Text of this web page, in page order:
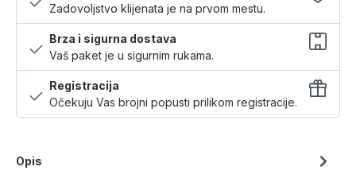
Zadovoljstvo klijenata je na prvom mestu.
Brza i sigurna dostava
Vaš paket je u sigurnim rukama.
Registracija
Očekuju Vas brojni popusti prilikom registracije.
Opis